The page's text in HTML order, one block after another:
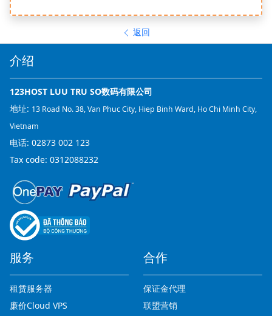
返回
介绍
123HOST LUU TRU SO数码有限公司
地址: 13 Road No. 38, Van Phuc City, Hiep Binh Ward, Ho Chi Minh City,
Vietnam
电话: 02873 002 123
Tax code: 0312088232
服务
租赁服务器
廉价Cloud VPS
合作
保证金代理
联盟营销